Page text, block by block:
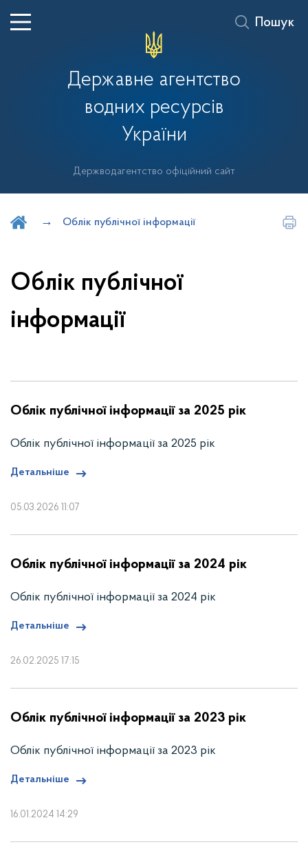
Державне агентство
водних ресурсів
України
Держводагентство офіційний сайт
Пошук
Облік публічної інформації
Облік публічної
інформації
05.03.2026 11:07
Облік публічної інформації за 2025 рік
Облік публічної інформації за 2025 рік
Детальніше
26.02.2025 17:15
Облік публічної інформації за 2024 рік
Облік публічної інформації за 2024 рік
Детальніше
16.01.2024 14:29
Облік публічної інформації за 2023 рік
Облік публічної інформації за 2023 рік
Детальніше